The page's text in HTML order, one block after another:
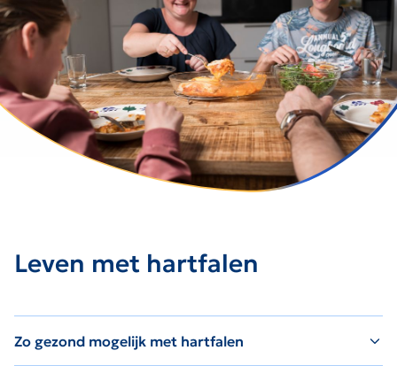
Leven met hartfalen
Zo gezond mogelijk met hartfalen